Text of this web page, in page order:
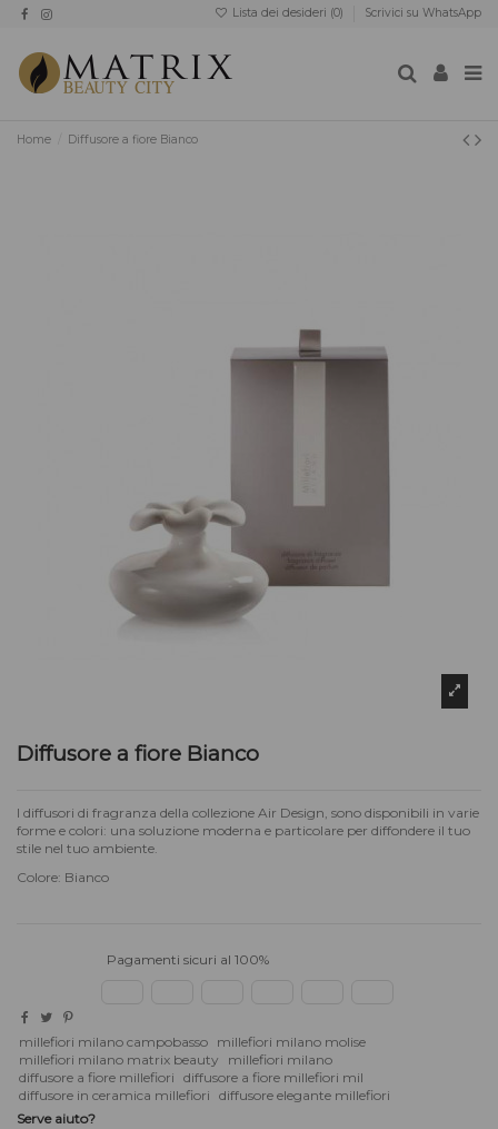
Lista dei desideri (0) Scrivici su WhatsApp
Home Diffusore a fiore Bianco
Diffusore a fiore Bianco
I diffusori di fragranza della collezione Air Design, sono disponibili in varie
forme e colori: una soluzione moderna e particolare per diffondere il tuo
stile nel tuo ambiente.
Colore: Bianco
Pagamenti sicuri al 100%
millefiori milano campobasso millefiori milano molise
millefiori milano matrix beauty
millefiori milano
diffusore a fiore millefiori
diffusore a fiore millefiori mil
diffusore in ceramica millefiori
diffusore elegante millefiori
Serve aiuto?